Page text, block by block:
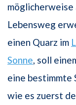
Lebensweg
einen Quarz im
Sonne, soll
eine bestimmte
wie es zuerst